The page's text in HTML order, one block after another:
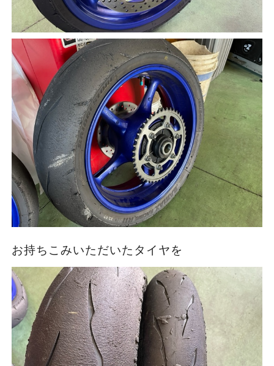
お持ちこみいただいたタイヤを